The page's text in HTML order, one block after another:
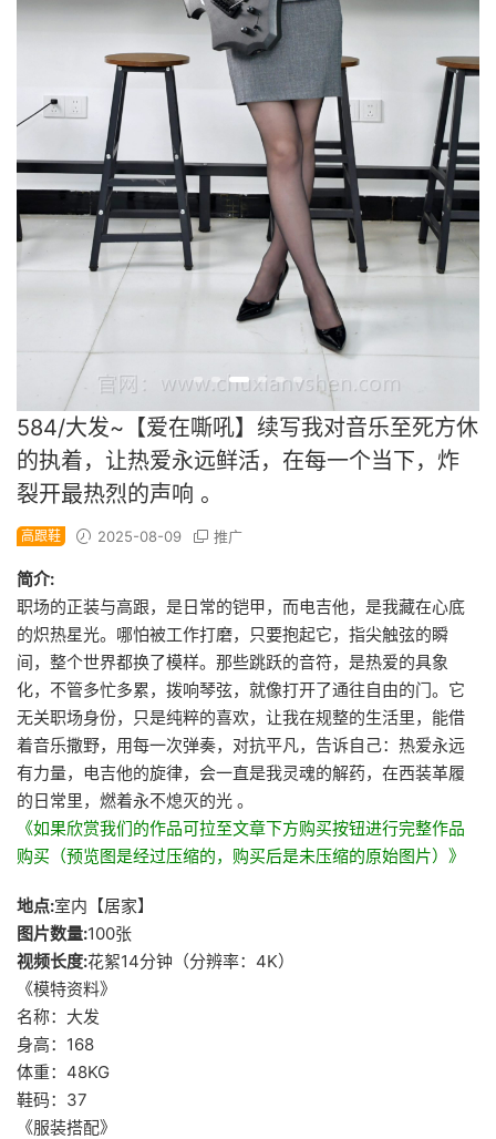
584/大发~【爱在嘶吼】续写我对音乐至死方休
的执着，让热爱永远鲜活，在每一个当下，炸
裂开最热烈的声响 。
高跟鞋 2025-08-09 推广
简介:
职场的正装与高跟，是日常的铠甲，而电吉他，是我藏在心底
的炽热星光。哪怕被工作打磨，只要抱起它，指尖触弦的瞬
间，整个世界都换了模样。那些跳跃的音符，是热爱的具象
化，不管多忙多累，拨响琴弦，就像打开了通往自由的门。它
无关职场身份，只是纯粹的喜欢，让我在规整的生活里，能借
着音乐撒野，用每一次弹奏，对抗平凡，告诉自己：热爱永远
有力量，电吉他的旋律，会一直是我灵魂的解药，在西装革履
的日常里，燃着永不熄灭的光 。
《如果欣赏我们的作品可拉至文章下方购买按钮进行完整作品
购买（预览图是经过压缩的，购买后是未压缩的原始图片）》
地点:室内【居家】
图片数量:100张
视频长度:花絮14分钟（分辨率：4K）
《模特资料》
名称：大发
身高：168
体重：48KG
鞋码：37
《服装搭配》